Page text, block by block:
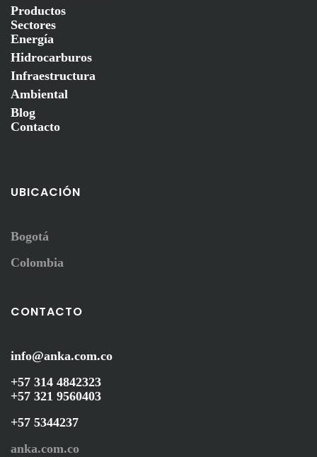
Productos
Sectores
Energía
Hidrocarburos
Infraestructura
Ambiental
Blog
Contacto
UBICACIÓN
Bogotá
Colombia
CONTACTO
info@anka.com.co
+57 314 4842323
+57 321 9560403
+57 5344237
anka.com.co